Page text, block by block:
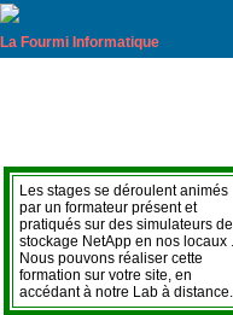
La Fourmi Informatique
Les stages se déroulent animés
par un formateur présent et
pratiqués sur des simulateurs de
stockage NetApp en nos locaux .
Nous pouvons réaliser cette
formation sur votre site, en
accédant à notre Lab à distance.